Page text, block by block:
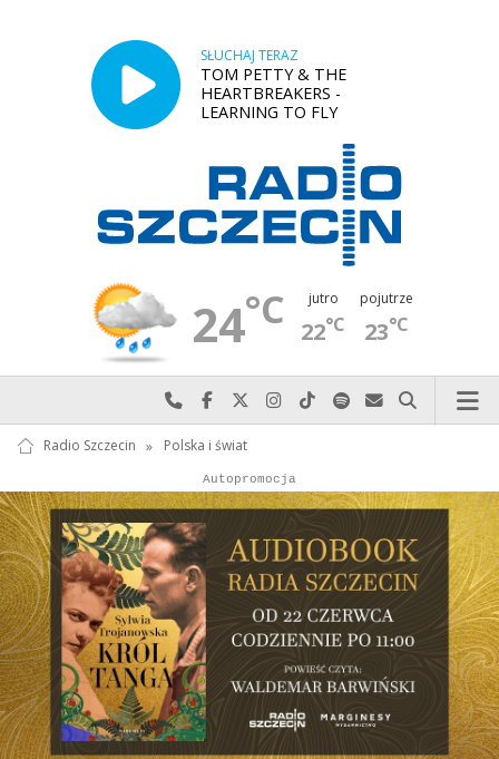
SŁUCHAJ TERAZ
TOM PETTY & THE
HEARTBREAKERS -
LEARNING TO FLY
24°C jutro
22°C
pojutrze
23°C
Najlepiej po prostu do nas zadzwoń
Odwiedź nas na Facebook-u
Odwiedź nas na X
Odwiedź nas na Instagram-ie
Odwiedź nas na TikTok-u
Szukaj nas na Spotify
Wyślij do nas
Szukaj
Radio Szczecin » Polska i świat
Reklama
Autopromocja